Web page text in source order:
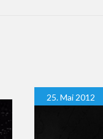
25. Mai 2012